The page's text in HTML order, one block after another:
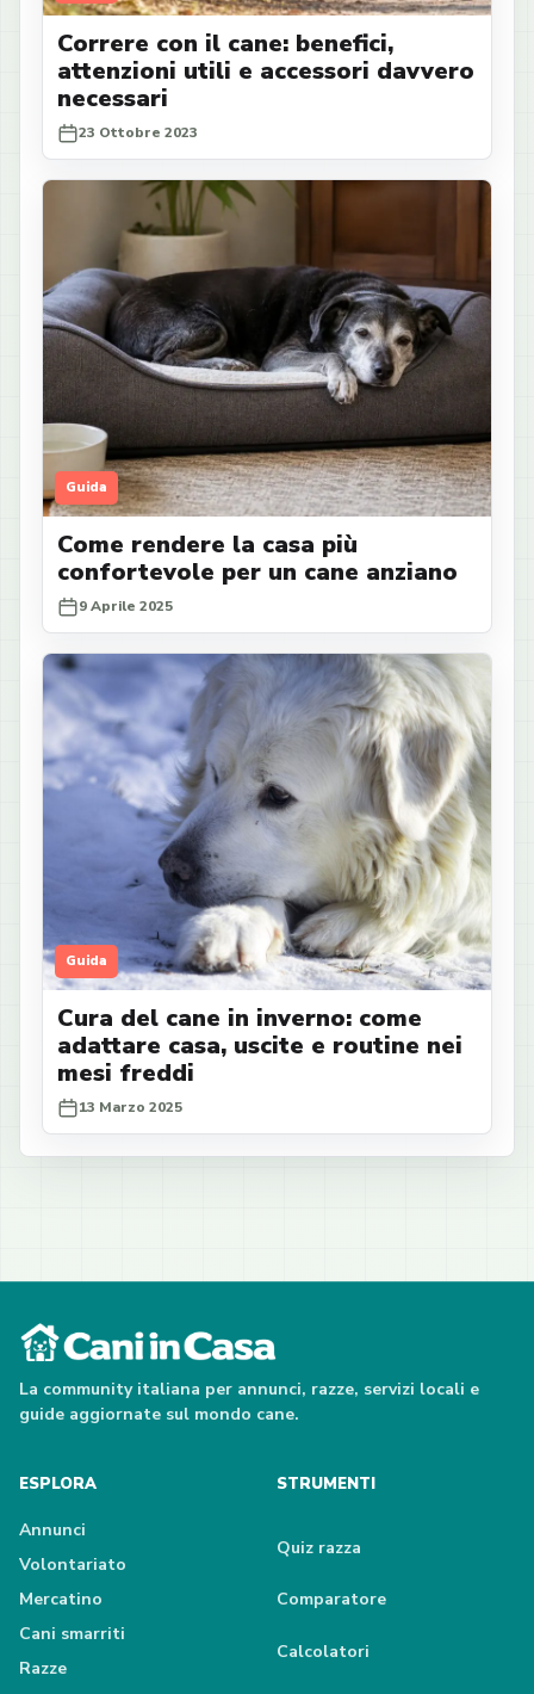
Correre con il cane: benefici,
attenzioni utili e accessori davvero
necessari
23 Ottobre 2023
Guida
Come rendere la casa più
confortevole per un cane anziano
9 Aprile 2025
Guida
Cura del cane in inverno: come
adattare casa, uscite e routine nei
mesi freddi
13 Marzo 2025
La community italiana per annunci, razze, servizi locali e
guide aggiornate sul mondo cane.
ESPLORA
Annunci
Volontariato
Mercatino
Cani smarriti
Razze
STRUMENTI
Quiz razza
Comparatore
Calcolatori